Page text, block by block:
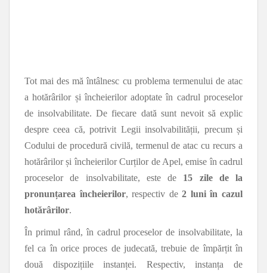
Tot mai des mă întâlnesc cu problema termenului de atac
a hotărârilor și încheierilor adoptate în cadrul proceselor
de insolvabilitate. De fiecare dată sunt nevoit să explic
despre ceea că, potrivit Legii insolvabilității, precum și
Codului de procedură civilă, termenul de atac cu recurs a
hotărârilor și încheierilor Curților de Apel, emise în cadrul
proceselor de insolvabilitate, este de 15 zile de la
pronunțarea încheierilor, respectiv de2 luni în cazul
hotărârilor.
În primul rând, în cadrul proceselor de insolvabilitate, la
fel ca în orice proces de judecată, trebuie de împărțit în
două dispozițiile instanței. Respectiv, instanța de